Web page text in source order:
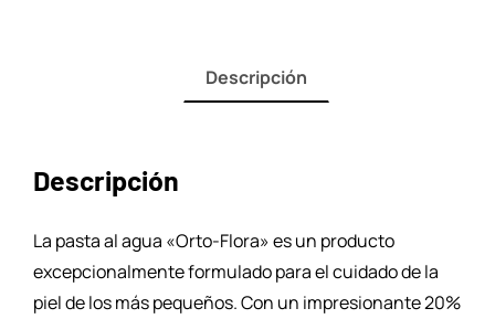
Descripción
Descripción
La pasta al agua «Orto-Flora» es un producto
excepcionalmente formulado para el cuidado de la
piel de los más pequeños. Con un impresionante 20%